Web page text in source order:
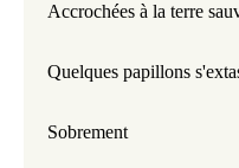
Accrochées à la terre
Quelques papillons
Sobrement